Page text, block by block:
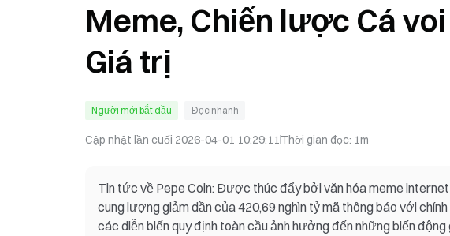
Meme, Chiến lược Cá
Giá trị
Người mới bắt đầu Đọc nhanh
Cập nhật lần cuối 2026-04-01 10:29:11Thời gian đọc: 1m
Tin tức về Pepe Coin: Được thúc đẩy bởi văn hóa meme
cung lượng giảm dần của 420,69 nghìn tỷ mã thông báo với
các diễn biến quy định toàn cầu ảnh hưởng đến những biến động